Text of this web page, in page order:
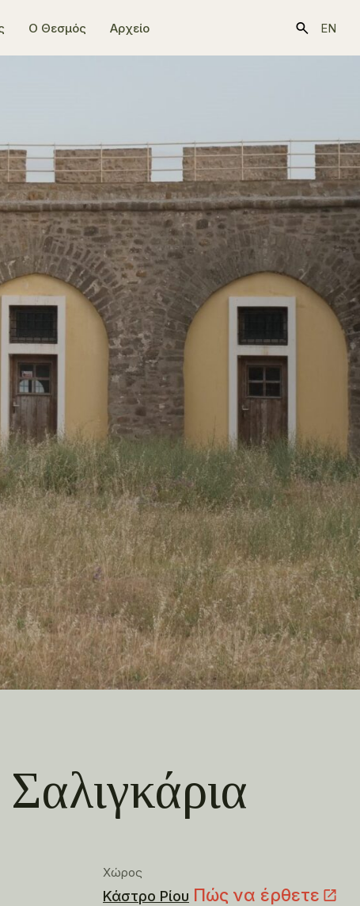
Ο Θεσμός Αρχείο EN
Χώρος
Κάστρο Ρίου Πώς να έρθετε